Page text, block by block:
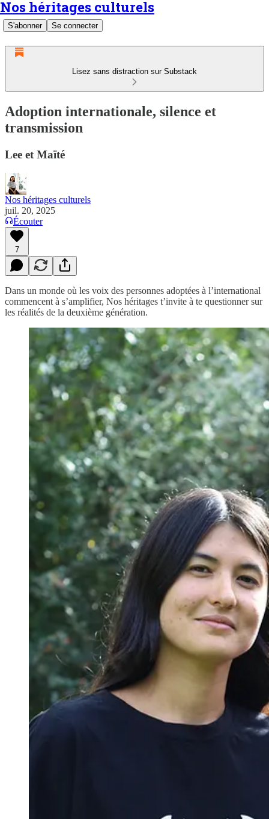
Nos héritages culturels
S'abonner Se connecter
Lisez sans distraction sur Substack
Adoption internationale, silence et
transmission
Lee et Maïté
Nos héritages culturels
juil. 20, 2025
Écouter
7
Dans un monde où les voix des personnes adoptées à l’international
commencent à s’amplifier, Nos héritages t’invite à te questionner sur
les réalités de la deuxième génération.